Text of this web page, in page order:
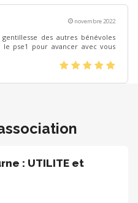
novembre 2022
gentillesse des autres bénévoles
pse1 pour avancer avec vous
(*)(*)(*)(*)(*)
: UTILITE et